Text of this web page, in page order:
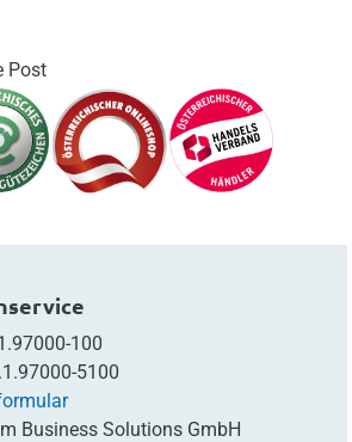
Post
100
5100
Business Solutions GmbH